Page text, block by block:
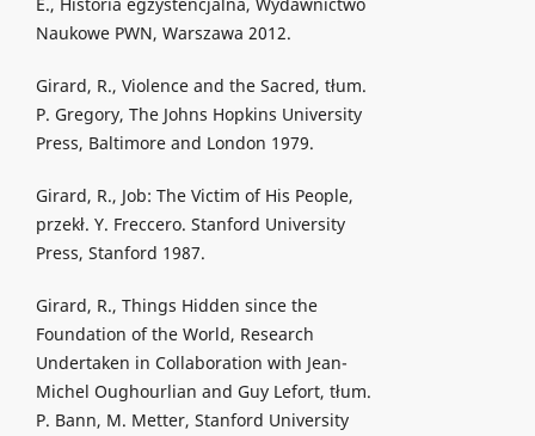
Naukowe PWN, Warszawa 2012.
Girard, R., Violence and the Sacred, tłum.
P. Gregory, The Johns Hopkins University
Press, Baltimore and London 1979.
Girard, R., Job: The Victim of His People,
przekł. Y. Freccero. Stanford University
Press, Stanford 1987.
Girard, R., Things Hidden since the
Foundation of the World, Research
Undertaken in Collaboration with Jean-
Michel Oughourlian and Guy Lefort, tłum.
P. Bann, M. Metter, Stanford University